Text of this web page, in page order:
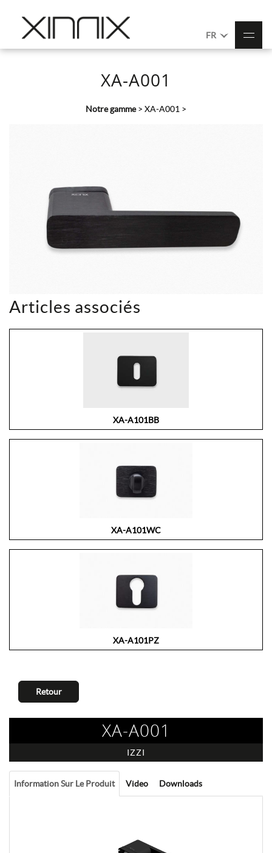
FR
XA-A001
Notre gamme> XA-A001 >
Articles associés
XA-A101BB
XA-A101WC
XA-A101PZ
Retour
XA-A001
IZZI
Information Sur Le Produit Video Downloads